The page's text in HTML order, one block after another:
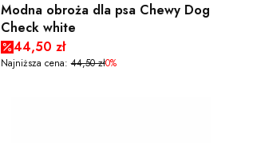
Modna obroża dla psa Chewy Dog
Check white
Cena promocyjna
44,50 zł
Najniższa cena: 44,50 zł0%